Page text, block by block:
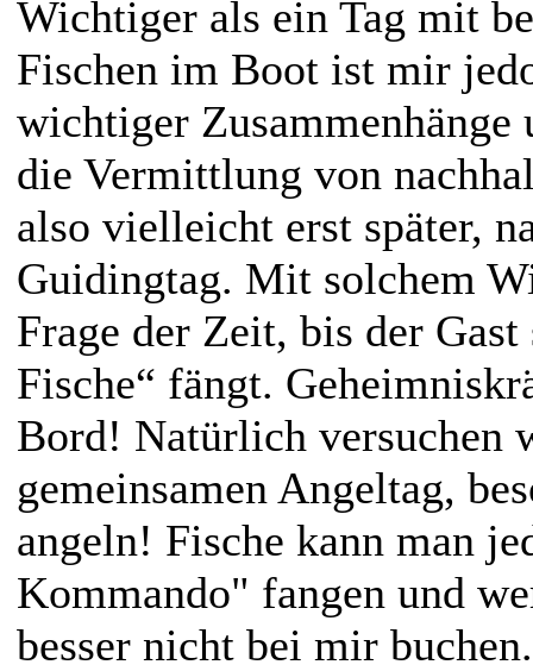
Wichtiger als ein Tag mit
Fischen im Boot ist mir
wichtiger Zusammenhänge
die Vermittlung von
also vielleicht erst später,
Guidingtag. Mit solchem
Frage der Zeit, bis der Gast
Fische“ fängt.
Bord! Natürlich versuchen
gemeinsamen Angeltag,
angeln! Fische kann man
Kommando" fangen und
besser nicht bei mir buchen.